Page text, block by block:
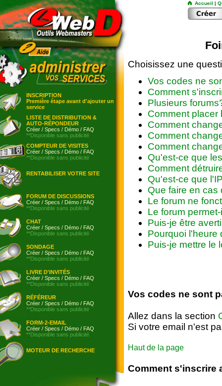
INSCRIPTION
Première étape avant d'ajouter un
service
LISTE DE DISTRIBUTION &
AUTO-RÉPONDEUR
Créer / Specs / Démo / FAQ
**Disponible sans publicité
COMPTEUR DE VISITES
Créer / Specs / Démo / FAQ
**Disponible sans publicité
RENTABILISER VOTRE SITE
FORUM DE DISCUSSIONS
Créer / Specs / Démo / FAQ
**Disponible sans publicité
CHAT
Créer / Specs / Démo / FAQ
**Disponible sans publicité
SONDAGE
Créer / Specs / Démo / FAQ
**Disponible sans publicité
LIVRE D'INVITÉS
Créer / Specs / Démo / FAQ
**Disponible sans publicité
RÉFÉREUR
Créer / Specs / Démo / FAQ
**Disponible sans publicité
FORM-2-EMAIL
Créer / Specs / Démo / FAQ
**Disponible sans publicité
MOTEUR DE RECHERCHE
Accueil |
Choisissez une
Vos codes ne
Comment
Plusieurs
Comment placer
Comment
Comment
Comment
Qu'est-ce que
Comment
Qu'est-ce que
Que faire en cas
Le forum ne
Le forum
Puis-je être
Pourquoi l'heure
Puis-je mettre le
Vos codes ne sont
Allez dans la section
Si votre email n'est
Haut de la page
Comment s'inscrire